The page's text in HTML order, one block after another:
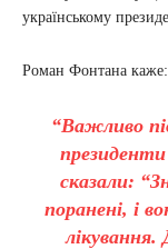
українському
Роман Фонтана каже:
“Важливо
президенти
сказали:
поранені, і